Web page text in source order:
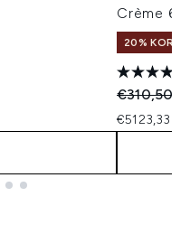
Crème 60
20%
€310,50
€5123,33